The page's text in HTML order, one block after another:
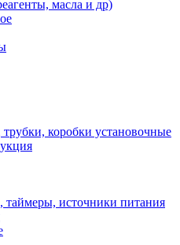
масла и др)
коробки установочные
таймеры, источники питания